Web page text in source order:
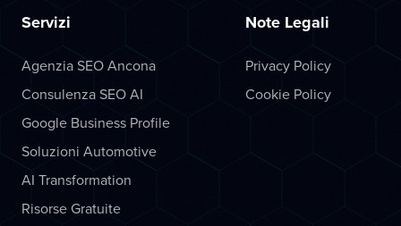
Servizi
Agenzia SEO Ancona
Consulenza SEO AI
Google Business Profile
Soluzioni Automotive
AI Transformation
Risorse Gratuite
Note Legali
Privacy Policy
Cookie Policy